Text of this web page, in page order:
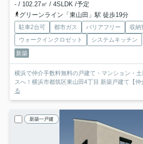
- / 102.27㎡ / 4SLDK /予定
グリーンライン「東山田」駅 徒歩19分
駐車2台可 都市ガス バリアフリー
収納
ウォークインクロゼット
システムキッチン
新築
横浜で仲介手数料無料の戸建て・マンション・
スへ！横浜市都筑区東山田4丁目 新築戸建て【仲
る
新築一戸建